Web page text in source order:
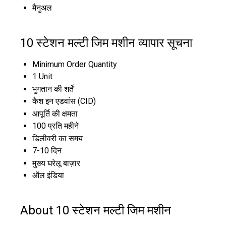
मैनुअल
10 स्टेशन मल्टी जिम मशीन व्यापार सूचना
Minimum Order Quantity
1 Unit
भुगतान की शर्तें
कैश इन एडवांस (CID)
आपूर्ति की क्षमता
100 प्रति महीने
डिलीवरी का समय
7-10 दिन
मुख्य घरेलू बाज़ार
ऑल इंडिया
About 10 स्टेशन मल्टी जिम मशीन